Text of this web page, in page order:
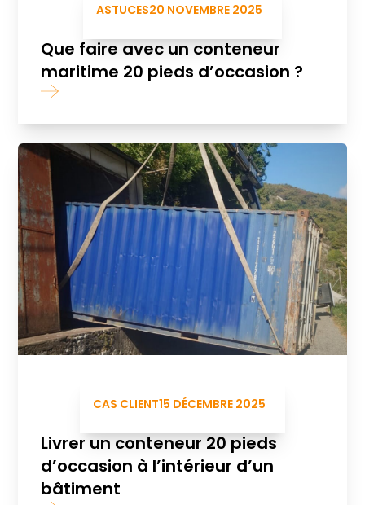
ASTUCES20 NOVEMBRE 2025
Que faire avec un conteneur
maritime 20 pieds d’occasion ?
CAS CLIENT15 DÉCEMBRE 2025
Livrer un conteneur 20 pieds
d’occasion à l’intérieur d’un
bâtiment